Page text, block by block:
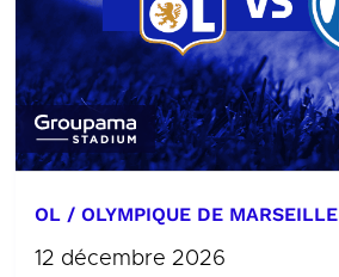
OL / OLYMPIQUE DE MARSEILLE
12 décembre 2026